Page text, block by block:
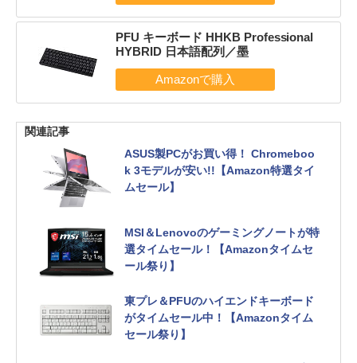
PFU キーボード HHKB Professional
HYBRID 日本語配列／墨
関連記事
ASUS製PCがお買い得！ Chromeboo
k 3モデルが安い!!【Amazon特選タイ
ムセール】
MSI＆Lenovoのゲーミングノートが特
選タイムセール！【Amazonタイムセ
ール祭り】
東プレ＆PFUのハイエンドキーボード
がタイムセール中！【Amazonタイム
セール祭り】